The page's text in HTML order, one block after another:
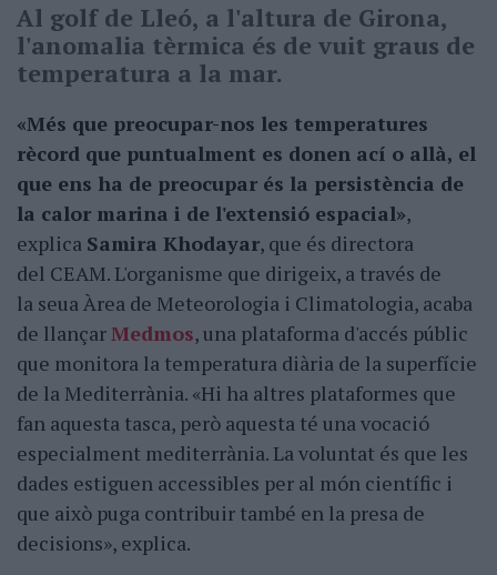
Al golf de Lleó, a l'altura de Girona,
l'anomalia tèrmica és de vuit graus de
temperatura a la mar.
«Més que preocupar-nos les temperatures
rècord que puntualment es donen ací o allà, el
que ens ha de preocupar és la persistència de
la calor marina i de l'extensió espacial»,
explica Samira Khodayar, que és directora
del CEAM. L'organisme que dirigeix, a través de
la seua Àrea de Meteorologia i Climatologia, acaba
de llançarMedmos, una plataforma d'accés públic
que monitora la temperatura diària de la superfície
de la Mediterrània. «Hi ha altres plataformes que
fan aquesta tasca, però aquesta té una vocació
especialment mediterrània. La voluntat és que les
dades estiguen accessibles per al món científic i
que això puga contribuir també en la presa de
decisions», explica.